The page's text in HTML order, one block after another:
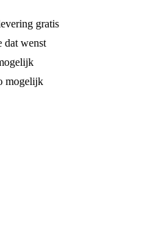
gratis
dat wenst
mogelijk